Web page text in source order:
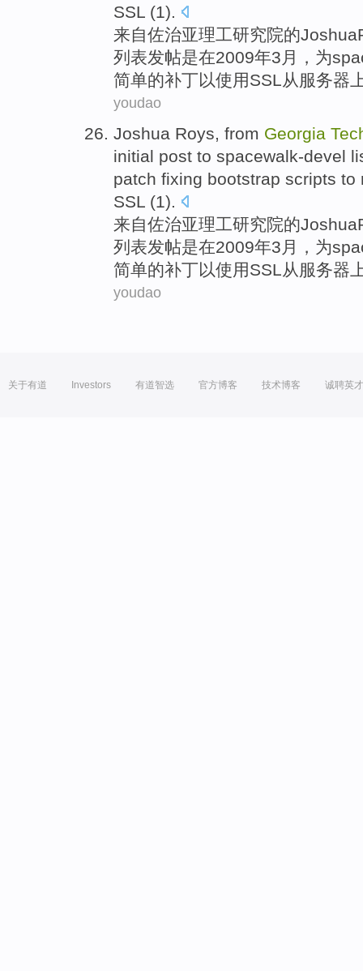
SSL (1).
来自佐治亚理工研究院的Joshua
列表发帖是在2009年3月
，为
简单的补丁以使用SSL从 服务器
youdao
Joshua Roys, from Georgia
initial post to spacewalk-devel
patch fixing bootstrap scripts to
SSL (1).
来自佐治亚理工研究院的Joshua
列表发帖是在2009年3月
，为
简单的补丁以使用SSL从 服务器
youdao
关于有道 Investors 有道智选 官方博客 技术博客 诚聘英才